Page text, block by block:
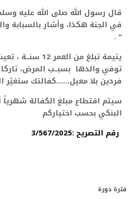
قال رسول الله صلى الله عليه
في الجنة هكذا، وأشار بالسبابة
" .
يتيمة تبلغ من
توفي والدها بسبــب المرض، تاركا
فردين بلا معيل.......كفالتك ستغيّر
سيتم اقتطاع مبلغ الكفالة
البنكي بحسب اختياركم
رقم التصريح :3/567/2025
فترة دورة